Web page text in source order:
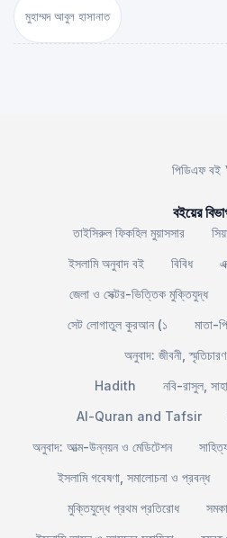
মুহাম্মদ আবুল হাসানাত
পিডিএফ বই
বইয়ের
তাইসিরুল ফিকহিল মুয়াসসার
ইসলামি অনুবাদ বই
বিবিধ
জেলা ও সেক্টর-ভিত্তিক মুক্তিযুদ্ধ
সেট লোগাতুল কুরআন (১
মাতা-
অনুবাদ: জীবনী,
Hadith
নবি-রাসুল,
Al-Quran and Tafsir
অনুবাদ: আত্ম-উন্নয়ন ও মেডিটেশন
ইসলামি গবেষণা, সমালোচনা ও প্রবন্ধ
মুক্তিযুদ্ধে প্রথম প্রতিরোধ